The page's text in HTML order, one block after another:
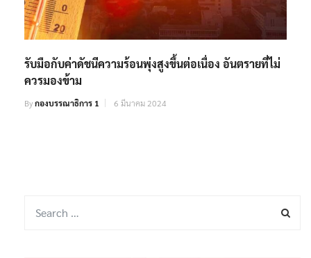
รับมือกับค่าดัชนีความร้อนพุ่งสูงขึ้นต่อเนื่อง อันตรายที่ไม่
ควรมองข้าม
Byกองบรรณาธิการ 1 6 มีนาคม 2024